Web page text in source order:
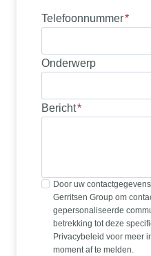
Telefoonnummer*
Onderwerp
Bericht*
Door uw
Gerritsen Group om
gepersonaliseerde
betrekking tot deze
Privacybeleid voor meer
moment af te melden.